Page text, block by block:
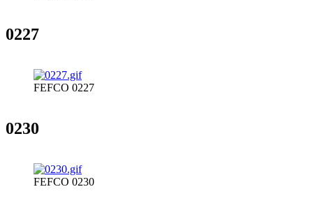
0227
FEFCO 0227
0230
FEFCO 0230